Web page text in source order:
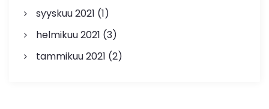
syyskuu 2021 (1)
helmikuu 2021 (3)
tammikuu 2021 (2)